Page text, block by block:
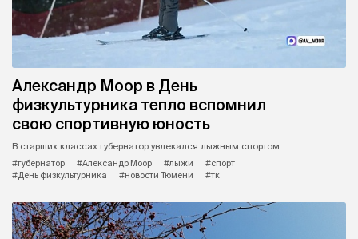
Александр Моор в День
физкультурника тепло вспомнил
свою спортивную юность
В старших классах губернатор увлекался лыжным спортом.
#губернатор
#Александр Моор #лыжи
#спорт
#День физкультурника
#новости Тюмени #тк